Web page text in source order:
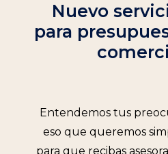
Nuevo
para
Entendemos tus
eso que queremos
para que recibas